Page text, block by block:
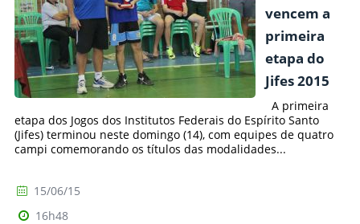
vencem a
primeira
etapa do
Jifes 2015
A primeira
etapa dos Jogos dos Institutos Federais do Espírito Santo
(Jifes) terminou neste domingo (14), com equipes de quatro
campi comemorando os títulos das modalidades...
15/06/15
16h48